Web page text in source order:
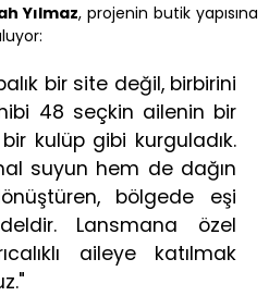
Yılmaz, projenin butik yapısına
bir site değil, birbirini
48 seçkin ailenin bir
kulüp gibi kurguladık.
suyun hem de dağın
bölgede eşi
Lansmana özel
aileye katılmak